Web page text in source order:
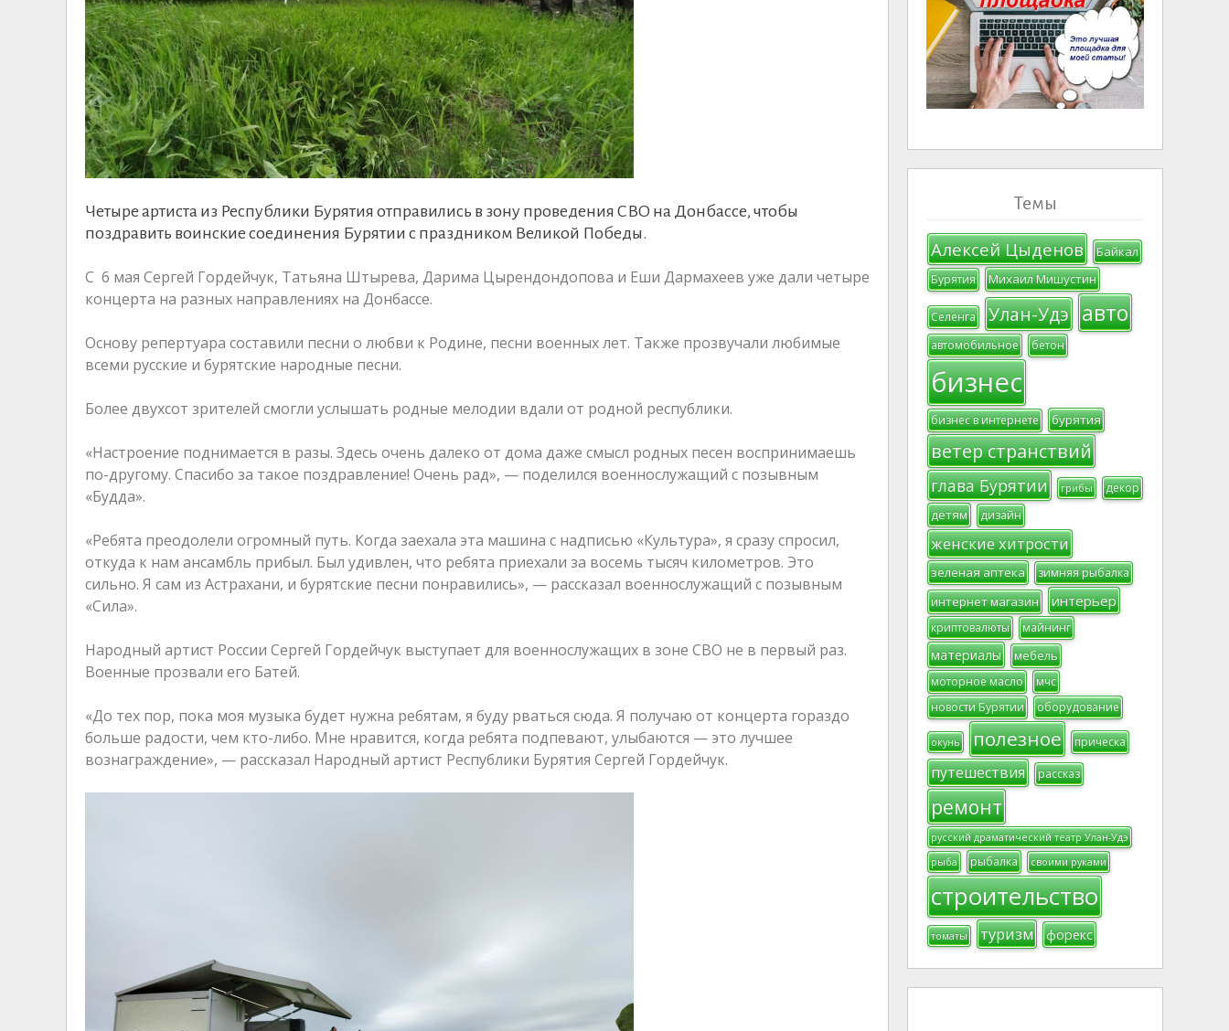
Четыре артиста из Республики Бурятия отправились в зону проведения СВО на Донбассе, чтобы
поздравить воинские соединения Бурятии с праздником Великой Победы.
С 6 мая Сергей Гордейчук, Татьяна Штырева, Дарима Цырендондопова и Еши Дармахеев уже дали четыре
концерта на разных направлениях на Донбассе.
Основу репертуара составили песни о любви к Родине, песни военных лет. Также прозвучали любимые
всеми русские и бурятские народные песни.
Более двухсот зрителей смогли услышать родные мелодии вдали от родной республики.
«Настроение поднимается в разы. Здесь очень далеко от дома даже смысл родных песен воспринимаешь
по-другому. Спасибо за такое поздравление! Очень рад», — поделился военнослужащий с позывным
«Будда».
«Ребята преодолели огромный путь. Когда заехала эта машина с надписью «Культура», я сразу спросил,
откуда к нам ансамбль прибыл. Был удивлен, что ребята приехали за восемь тысяч километров. Это
сильно. Я сам из Астрахани, и бурятские песни понравились», — рассказал военнослужащий с позывным
«Сила».
Народный артист России Сергей Гордейчук выступает для военнослужащих в зоне СВО не в первый раз.
Военные прозвали его Батей.
«До тех пор, пока моя музыка будет нужна ребятам, я буду рваться сюда. Я получаю от концерта гораздо
больше радости, чем кто-либо. Мне нравится, когда ребята подпевают, улыбаются — это лучшее
вознаграждение», — рассказал Народный артист Республики Бурятия Сергей Гордейчук.
Темы
Алексей Цыденов Байкал
Бурятия Михаил Мишустин
Селенга Улан-Удэ авто
автомобильное бетон
бизнес
бизнес в интернете бурятия
ветер странствий
глава Бурятии грибы декор
детям дизайн
женские хитрости
зеленая аптека зимняя рыбалка
интернет магазин интерьер
криптовалюты майнинг
материалы мебель
моторное масло
мчс
новости Бурятии
оборудование
окунь полезное прическа
путешествия рассказ
ремонт
русский драматический театр Улан-Удэ
рыба
рыбалка своими руками
строительство
томаты туризм форекс